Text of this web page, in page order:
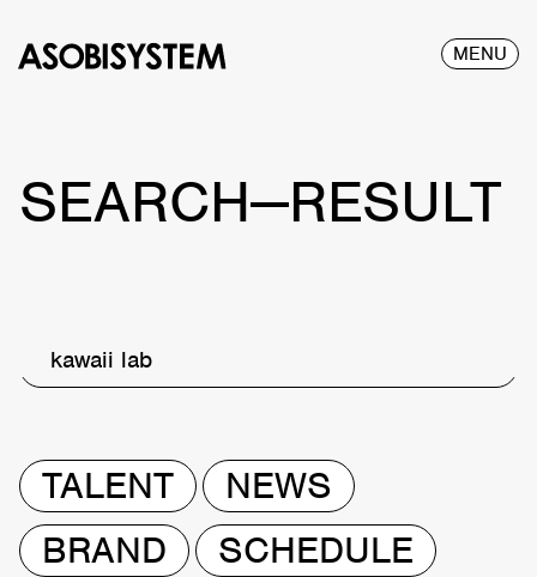
MENU
SEARCH—RESULT
kawaii lab
TALENT
NEWS
BRAND
SCHEDULE